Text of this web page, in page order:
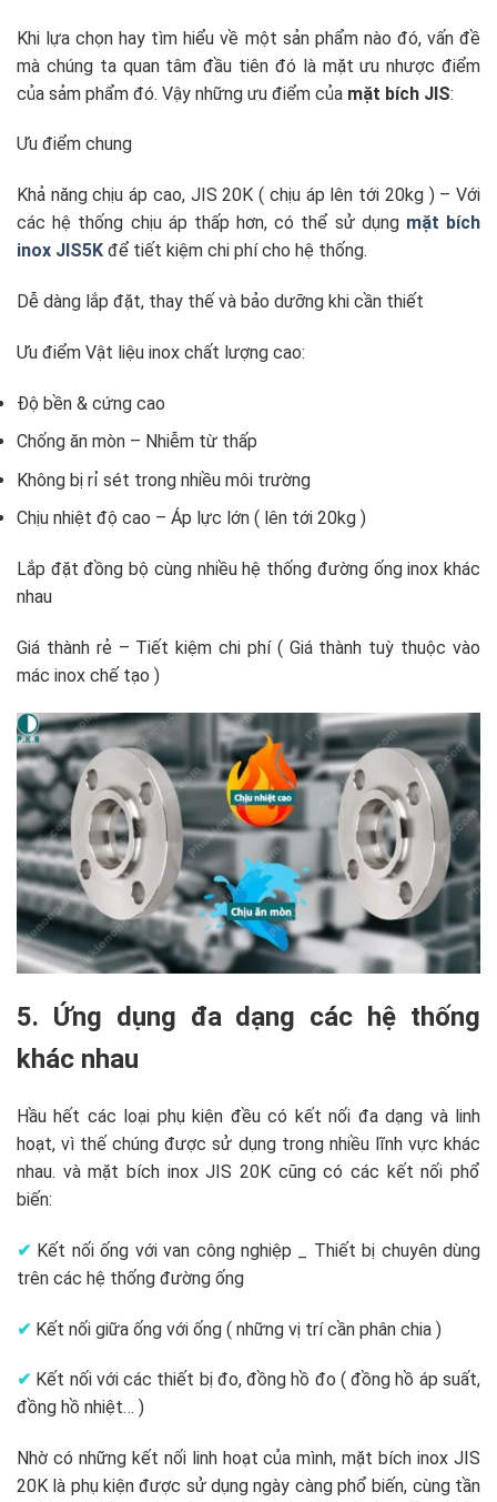
Khi lựa chọn hay tìm hiểu về một sản phẩm nào đó, vấn đề
mà chúng ta quan tâm đầu tiên đó là mặt ưu nhược điểm
của sảm phẩm đó. Vậy những ưu điểm của mặt bích JIS:
Ưu điểm chung
Khả năng chịu áp cao, JIS 20K ( chịu áp lên tới 20kg ) – Với
các hệ thống chịu áp thấp hơn, có thể sử dụng mặt bích
inox JIS5K để tiết kiệm chi phí cho hệ thống.
Dễ dàng lắp đặt, thay thế và bảo dưỡng khi cần thiết
Ưu điểm Vật liệu inox chất lượng cao:
Độ bền & cứng cao
Chống ăn mòn – Nhiễm từ thấp
Không bị rỉ sét trong nhiều môi trường
Chịu nhiệt độ cao – Áp lực lớn ( lên tới 20kg )
Lắp đặt đồng bộ cùng nhiều hệ thống đường ống inox khác
nhau
Giá thành rẻ – Tiết kiệm chi phí ( Giá thành tuỳ thuộc vào
mác inox chế tạo )
5. Ứng dụng đa dạng các hệ thống
khác nhau
Hầu hết các loại phụ kiện đều có kết nối đa dạng và linh
hoạt, vì thế chúng được sử dụng trong nhiều lĩnh vực khác
nhau. và mặt bích inox JIS 20K cũng có các kết nối phổ
biến:
✔ Kết nối ống với van công nghiệp _ Thiết bị chuyên dùng
trên các hệ thống đường ống
✔ Kết nối giữa ống với ống ( những vị trí cần phân chia )
✔ Kết nối với các thiết bị đo, đồng hồ đo ( đồng hồ áp suất,
đồng hồ nhiệt… )
Nhờ có những kết nối linh hoạt của mình, mặt bích inox JIS
20K là phụ kiện được sử dụng ngày càng phổ biến, cùng tần